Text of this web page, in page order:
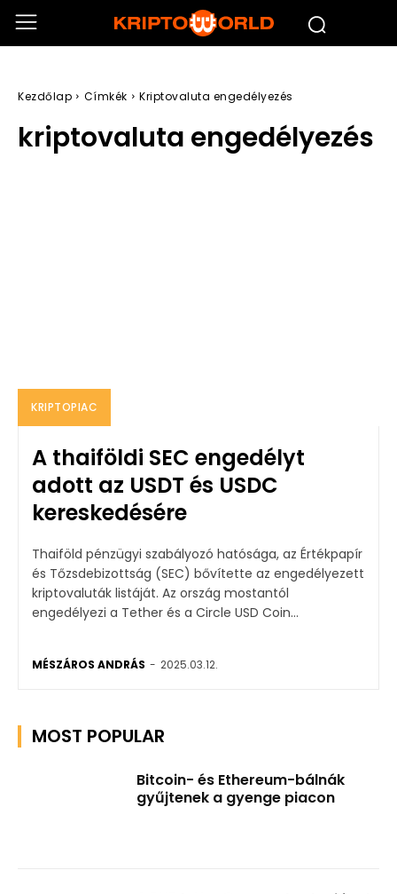
Kezdőlap Címkék Kriptovaluta engedélyezés
kriptovaluta engedélyezés
KRIPTOPIAC
A thaiföldi SEC engedélyt
adott az USDT és USDC
kereskedésére
Thaiföld pénzügyi szabályozó hatósága, az Értékpapír
és Tőzsdebizottság (SEC) bővítette az engedélyezett
kriptovaluták listáját. Az ország mostantól
engedélyezi a Tether és a Circle USD Coin...
MÉSZÁROS ANDRÁS - 2025.03.12.
MOST POPULAR
Bitcoin- és Ethereum-bálnák
gyűjtenek a gyenge piacon